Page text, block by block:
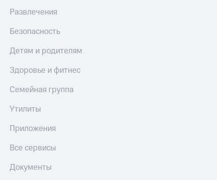
Развлечения
Безопасность
Детям и родителям
Здоровье и фитнес
Семейная группа
Утилиты
Приложения
Все сервисы
Документы